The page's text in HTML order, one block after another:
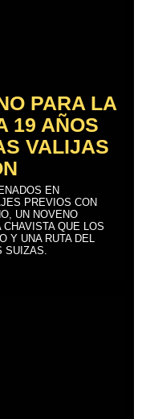
PARA LA
19 AÑOS
VALIJAS
EN
PREVIOS CON
UN NOVENO
QUE LOS
Y UNA RUTA DEL
SUIZAS.